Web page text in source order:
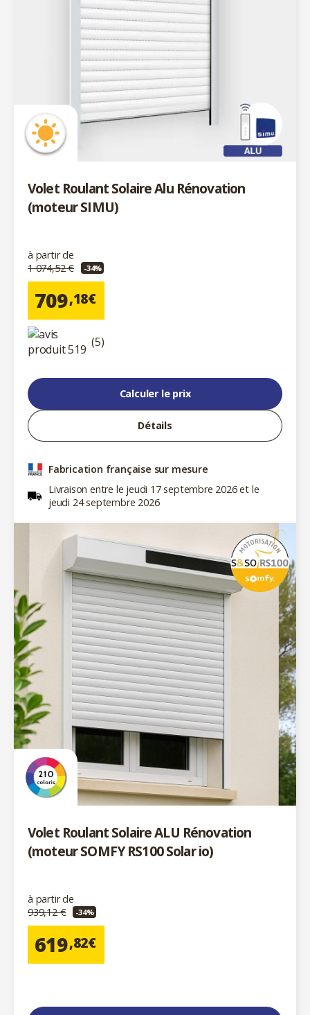
Volet Roulant Solaire Alu Rénovation
(moteur SIMU)
à partir de
1 074,52 €
-34%
709,18€
(5)
Calculer le prix
Détails
Fabrication française sur mesure
Livraison entre le jeudi 17 septembre 2026 et le
jeudi 24 septembre 2026
Volet Roulant Solaire ALU Rénovation
(moteur SOMFY RS100 Solar io)
à partir de
939,12 €
-34%
619,82€